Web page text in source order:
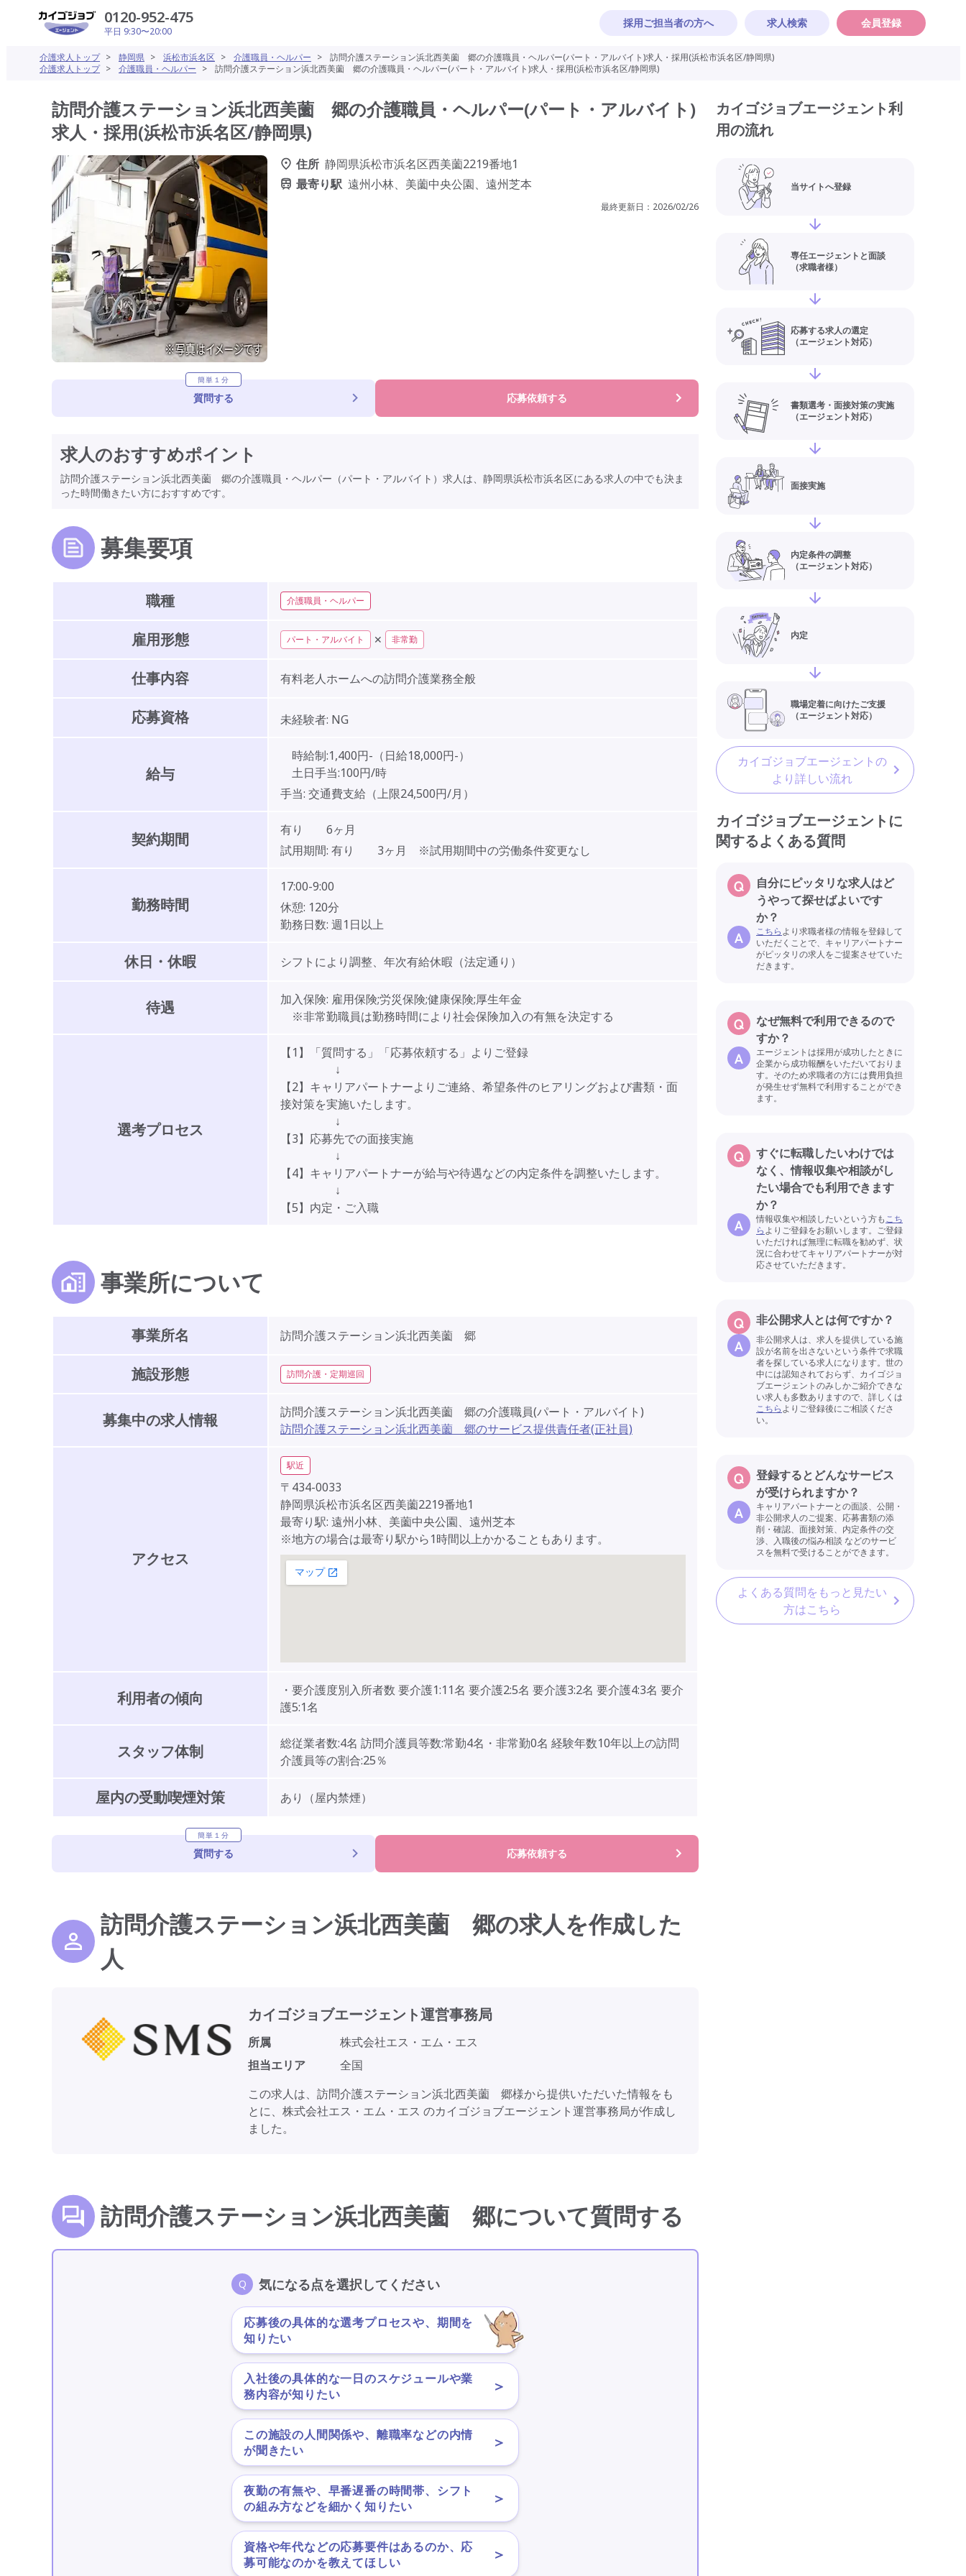
0120-952-475
平日 9:30〜20:00
採用ご担当者の方へ 求人検索 会員登録
介護求人トップ > 静岡県 > 浜松市浜名区 > 介護職員・ヘルパー >
訪問介護ステーション浜北西美薗 郷の介護職員・ヘルパー(パート・アルバイト)求人・採用(浜松市浜名区/静岡県)
介護求人トップ > 介護職員・ヘルパー > 訪問介護ステーション浜北西美薗 郷の介護職員・ヘルパー(パート・アルバイト)求人・採用(浜松市浜名区/静岡県)
訪問介護ステーション浜北西美薗 郷の介護職員・ヘルパー(パート・アルバイト)
求人・採用(浜松市浜名区/静岡県)
住所 静岡県浜松市浜名区西美薗2219番地1
最寄り駅 遠州小林、美薗中央公園、遠州芝本
最終更新日： 2026/02/26
簡単１分
質問する 応募依頼する
求人のおすすめポイント
訪問介護ステーション浜北西美薗 郷の介護職員・ヘルパー（パート・アルバイト）求人は、静岡県浜松市浜名区にある求人の中でも決ま
った時間働きたい方におすすめです。
募集要項
職種 介護職員・ヘルパー
雇用形態 パート・アルバイト ✕ 非常勤
仕事内容 有料老人ホームへの訪問介護業務全般
応募資格 未経験者: NG
給与
時給制:1,400円-（日給18,000円-）
土日手当:100円/時
手当: 交通費支給（上限24,500円/月）
契約期間
有り 6ヶ月
試用期間: 有り 3ヶ月 ※試用期間中の労働条件変更なし
勤務時間
17:00-9:00
休憩: 120分
勤務日数: 週1日以上
休日・休暇 シフトにより調整、年次有給休暇（法定通り）
待遇 加入保険: 雇用保険;労災保険;健康保険;厚生年金
※非常勤職員は勤務時間により社会保険加入の有無を決定する
選考プロセス
【1】「質問する」「応募依頼する」よりご登録
↓
【2】キャリアパートナーよりご連絡、希望条件のヒアリングおよび書類・面
接対策を実施いたします。
↓
【3】応募先での面接実施
↓
【4】キャリアパートナーが給与や待遇などの内定条件を調整いたします。
↓
【5】内定・ご入職
事業所について
事業所名 訪問介護ステーション浜北西美薗 郷
施設形態 訪問介護・定期巡回
募集中の求人情報
訪問介護ステーション浜北西美薗 郷の介護職員(パート・アルバイト)
訪問介護ステーション浜北西美薗 郷のサービス提供責任者(正社員)
アクセス
駅近
〒434-0033
静岡県浜松市浜名区西美薗2219番地1
最寄り駅: 遠州小林、美薗中央公園、遠州芝本
※地方の場合は最寄り駅から1時間以上かかることもあります。
利用者の傾向
・要介護度別入所者数 要介護1:11名 要介護2:5名 要介護3:2名 要介護4:3名 要介
護5:1名
スタッフ体制
総従業者数:4名 訪問介護員等数:常勤4名・非常勤0名 経験年数10年以上の訪問
介護員等の割合:25％
屋内の受動喫煙対策 あり（屋内禁煙）
簡単１分
質問する 応募依頼する
訪問介護ステーション浜北西美薗 郷の求人を作成した
人
カイゴジョブエージェント運営事務局
所属
株式会社エス・エム・エス
担当エリア
全国
この求人は、訪問介護ステーション浜北西美薗 郷様から提供いただいた情報をも
とに、株式会社エス・エム・エス のカイゴジョブエージェント運営事務局が作成し
ました。
訪問介護ステーション浜北西美薗 郷について質問する
気になる点を選択してください
応募後の具体的な選考プロセスや、期間を
知りたい
＞
入社後の具体的な一日のスケジュールや業
務内容が知りたい
＞
この施設の人間関係や、離職率などの内情
が聞きたい
＞
夜勤の有無や、早番遅番の時間帯、シフト
の組み方などを細かく知りたい
＞
資格や年代などの応募要件はあるのか、応
募可能なのかを教えてほしい
＞
カイゴジョブエージェント利
用の流れ
当サイトへ登録
専任エージェントと面談
（求職者様）
応募する求人の選定
（エージェント対応）
書類選考・面接対策の実施
（エージェント対応）
面接実施
内定条件の調整
（エージェント対応）
内定
職場定着に向けたご支援
（エージェント対応）
カイゴジョブエージェントの
より詳しい流れ
カイゴジョブエージェントに
関するよくある質問
自分にピッタリな求人はど
うやって探せばよいです
か？
こちらより求職者様の情報を登録して
いただくことで、キャリアパートナー
がピッタリの求人をご提案させていた
だきます。
なぜ無料で利用できるので
すか？
エージェントは採用が成功したときに
企業から成功報酬をいただいておりま
す。そのため求職者の方には費用負担
が発生せず無料で利用することができ
ます。
すぐに転職したいわけでは
なく、情報収集や相談がし
たい場合でも利用できます
か？
情報収集や相談したいという方もこち
らよりご登録をお願いします。ご登録
いただければ無理に転職を勧めず、状
況に合わせてキャリアパートナーが対
応させていただきます。
非公開求人とは何ですか？
非公開求人は、求人を提供している施
設が名前を出さないという条件で求職
者を探している求人になります。世の
中には認知されておらず、カイゴジョ
ブエージェントのみしかご紹介できな
い求人も多数ありますので、詳しくは
こちらよりご登録後にご相談くださ
い。
登録するとどんなサービス
が受けられますか？
キャリアパートナーとの面談、公開・
非公開求人のご提案、応募書類の添
削・確認、面接対策、内定条件の交
渉、入職後の悩み相談 などのサービ
スを無料で受けることができます。
よくある質問をもっと見たい
方はこちら